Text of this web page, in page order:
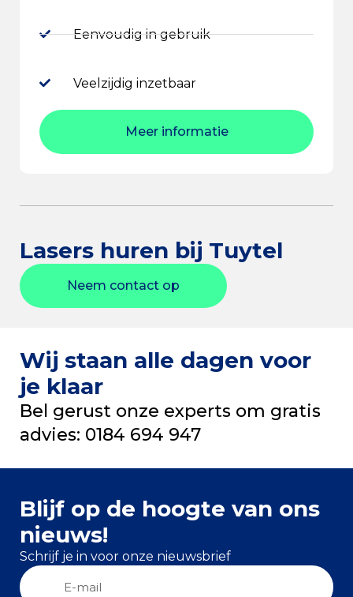
Eenvoudig in gebruik
Veelzijdig inzetbaar
Meer informatie
Lasers huren bij Tuytel
Neem contact op
Wij staan alle dagen voor
je klaar
Bel gerust onze experts om gratis
advies: 0184 694 947
Blijf op de hoogte van ons
nieuws!
Schrijf je in voor onze nieuwsbrief